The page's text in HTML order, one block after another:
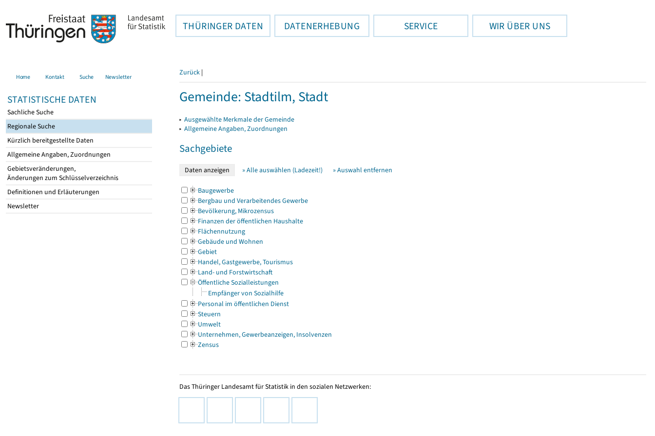
THÜRINGER DATEN DATENERHEBUNG SERVICE WIR ÜBER UNS
Home Kontakt Suche Newsletter
STATISTISCHE DATEN
Sachliche Suche
Regionale Suche
Kürzlich bereitgestellte Daten
Allgemeine Angaben, Zuordnungen
Gebietsveränderungen,
Änderungen zum Schlüsselverzeichnis
Definitionen und Erläuterungen
Newsletter
Zurück |
Gemeinde: Stadtilm, Stadt
▸ Ausgewählte Merkmale der Gemeinde
▸ Allgemeine Angaben, Zuordnungen
Sachgebiete
» Alle auswählen (Ladezeit!) » Auswahl entfernen
Baugewerbe
Bergbau und Verarbeitendes Gewerbe
Bevölkerung, Mikrozensus
Finanzen der öffentlichen Haushalte
Flächennutzung
Gebäude und Wohnen
Gebiet
Handel, Gastgewerbe, Tourismus
Land- und Forstwirtschaft
Öffentliche Sozialleistungen
Empfänger von Sozialhilfe
Personal im öffentlichen Dienst
Steuern
Umwelt
Unternehmen, Gewerbeanzeigen, Insolvenzen
Zensus
Das Thüringer Landesamt für Statistik in den sozialen Netzwerken: